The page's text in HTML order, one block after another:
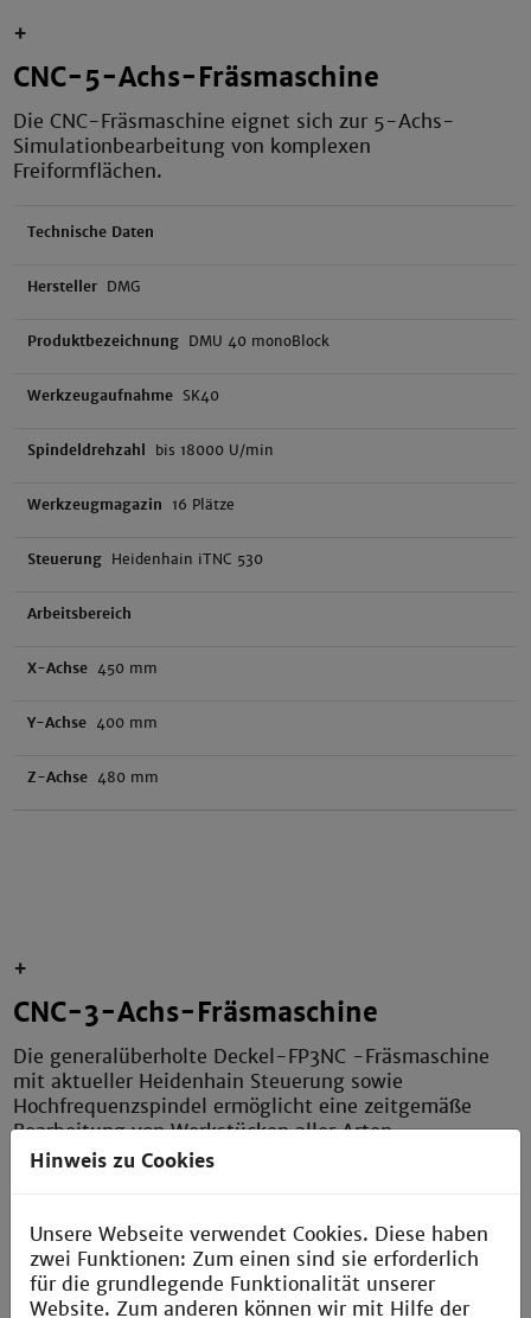
+
CNC-5-Achs-Fräsmaschine
Die CNC-Fräsmaschine eignet sich zur 5-Achs-
Simulationbearbeitung von komplexen
Freiformflächen.
Technische Daten
Hersteller DMG
Produktbezeichnung DMU 40 monoBlock
Werkzeugaufnahme SK40
Spindeldrehzahl bis 18000 U/min
Werkzeugmagazin 16 Plätze
Steuerung Heidenhain iTNC 530
Arbeitsbereich
X-Achse 450 mm
Y-Achse 400 mm
Z-Achse 480 mm
+
CNC-3-Achs-Fräsmaschine
Die generalüberholte Deckel-FP3NC -Fräsmaschine
mit aktueller Heidenhain Steuerung sowie
Hochfrequenzspindel ermöglicht eine zeitgemäße
Bearbeitung von Werkstücken aller Arten.
HerstellerDeckel
ProduktbezeichnungFP3NC
Hinweis zu Cookies
Unsere Webseite verwendet Cookies. Diese haben
zwei Funktionen: Zum einen sind sie erforderlich
für die grundlegende Funktionalität unserer
Website. Zum anderen können wir mit Hilfe der